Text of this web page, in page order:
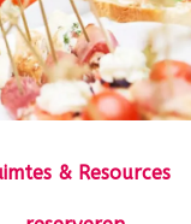
& Resources